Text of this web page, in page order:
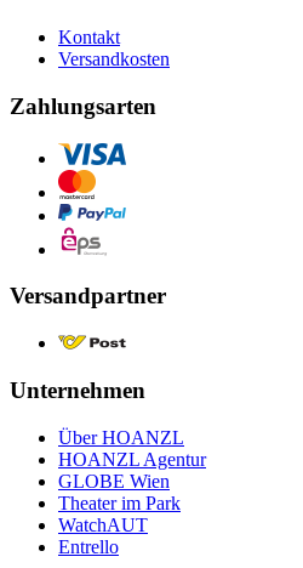
Kontakt
Versandkosten
Zahlungsarten
Versandpartner
Unternehmen
Über HOANZL
HOANZL Agentur
GLOBE Wien
Theater im Park
WatchAUT
Entrello